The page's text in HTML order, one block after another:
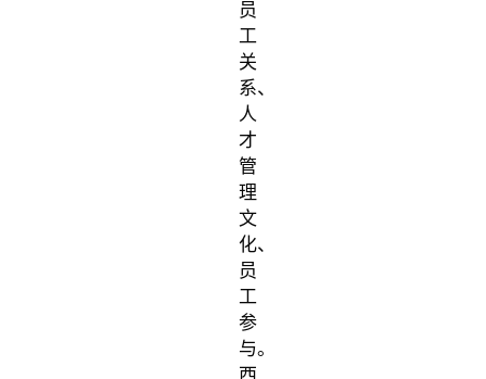
员
工
关
系、
人
才
管
理
文
化、
员
工
参
与。